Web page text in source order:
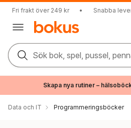
Fri frakt över 249 kr • Snabba
Sök bok, spel, pussel,
Skapa nya rutiner –
Data och IT Programmeringsböcker